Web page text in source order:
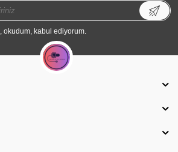
, okudum, kabul ediyorum.